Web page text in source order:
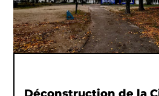
Déconstruction de la